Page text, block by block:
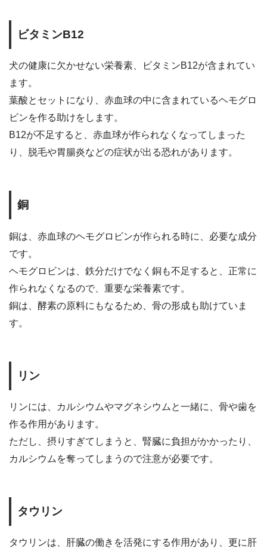
ビタミンB12
犬の健康に欠かせない栄養素、ビタミンB12が含まれてい
ます。
葉酸とセットになり、赤血球の中に含まれているヘモグロ
ビンを作る助けをします。
B12が不足すると、赤血球が作られなくなってしまった
り、脱毛や胃腸炎などの症状が出る恐れがあります。
銅
銅は、赤血球のヘモグロビンが作られる時に、必要な成分
です。
ヘモグロビンは、鉄分だけでなく銅も不足すると、正常に
作られなくなるので、重要な栄養素です。
銅は、酵素の原料にもなるため、骨の形成も助けていま
す。
リン
リンには、カルシウムやマグネシウムと一緒に、骨や歯を
作る作用があります。
ただし、摂りすぎてしまうと、腎臓に負担がかかったり、
カルシウムを奪ってしまうので注意が必要です。
タウリン
タウリンは、肝臓の働きを活発にする作用があり、更に肝